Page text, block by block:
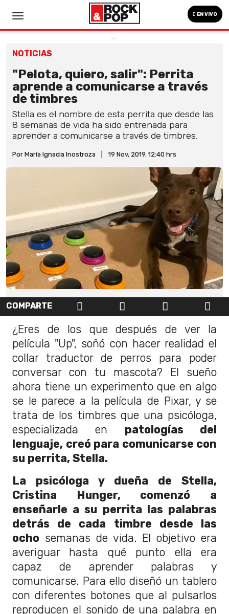
EN VIVO
NOTICIAS
"Pelota, quiero, salir": Perrita
aprende a comunicarse a través
de timbres
Stella es el nombre de esta perrita que desde las
8 semanas de vida ha sido entrenada para
aprender a comunicarse a través de timbres.
Por María Ignacia Inostroza 19 Nov, 2019. 12:40 hrs
COMPARTE
¿Eres de los que después de ver la
película "Up", soñó con hacer realidad el
collar traductor de perros para poder
conversar con tu mascota? El sueño
ahora tiene un experimento que en algo
se le parece a la película de Pixar, y se
trata de los timbres que una psicóloga,
especializada en patologías del
lenguaje, creó para comunicarse con
su perrita, Stella.
La psicóloga y dueña de Stella,
Cristina Hunger, comenzó a
enseñarle a su perrita las palabras
detrás de cada timbre desde las
ocho semanas de vida. El objetivo era
averiguar hasta qué punto ella era
capaz de aprender palabras y
comunicarse. Para ello diseñó un tablero
con diferentes botones que al pulsarlos
reproducen el sonido de una palabra en